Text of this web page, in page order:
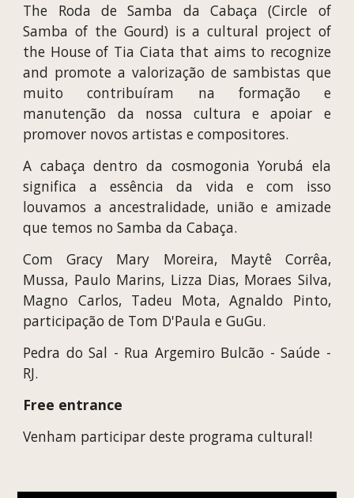
The Roda de Samba da Cabaça (Circle of
Samba of the Gourd) is a cultural project of
the House of Tia Ciata that aims to recognize
and promote a valorização de sambistas que
muito contribuíram na formação e
manutenção da nossa cultura e apoiar e
promover novos artistas e compositores.
A cabaça dentro da cosmogonia Yorubá ela
significa a essência da vida e com isso
louvamos a ancestralidade, união e amizade
que temos no Samba da Cabaça.
Com Gracy Mary Moreira, Maytê Corrêa,
Mussa, Paulo Marins, Lizza Dias, Moraes Silva,
Magno Carlos, Tadeu Mota, Agnaldo Pinto,
participação de Tom D'Paula e GuGu.
Pedra do Sal - Rua Argemiro Bulcão - Saúde -
RJ.
Free entrance
Venham participar deste programa cultural!